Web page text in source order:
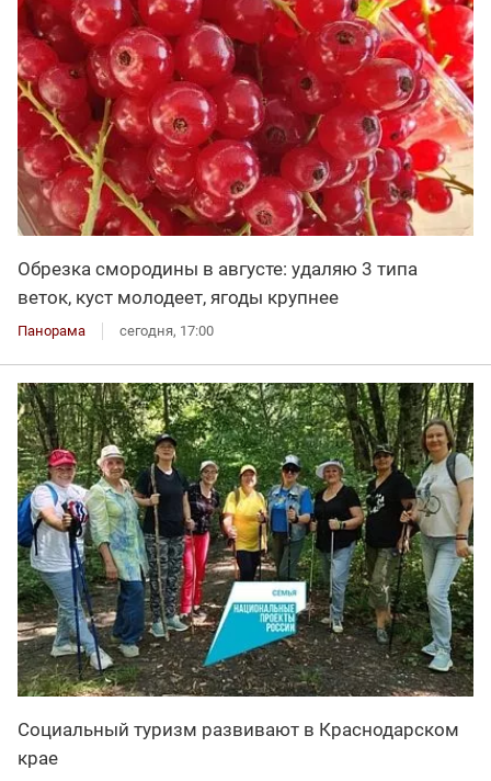
Обрезка смородины в августе: удаляю 3 типа
веток, куст молодеет, ягоды крупнее
Панорама сегодня, 17:00
Социальный туризм развивают в Краснодарском
крае